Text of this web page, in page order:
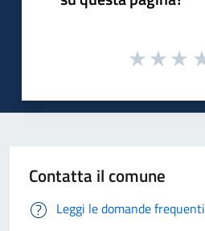
Contatta il comune
Leggi le domande frequenti